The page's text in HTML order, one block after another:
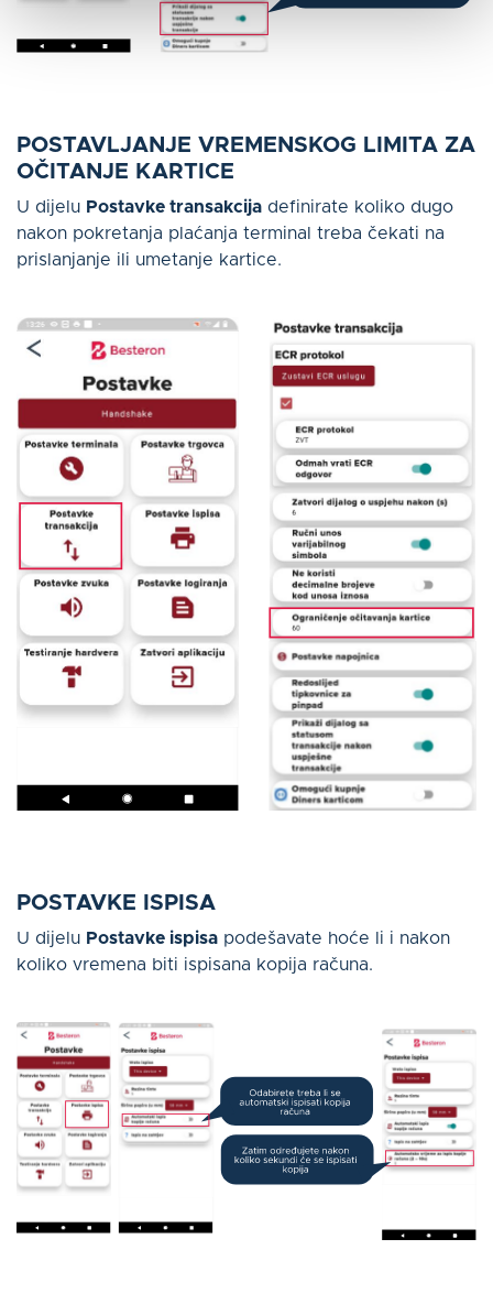
POSTAVLJANJE VREMENSKOG LIMITA ZA
OČITANJE KARTICE
U dijelu Postavke transakcija definirate koliko dugo
nakon pokretanja plaćanja terminal treba čekati na
prislanjanje ili umetanje kartice.
POSTAVKE ISPISA
U dijelu Postavke ispisa podešavate hoće li i nakon
koliko vremena biti ispisana kopija računa.